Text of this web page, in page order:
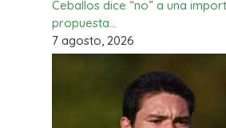
Ceballos dice “no” a una
propuesta…
7 agosto, 2026